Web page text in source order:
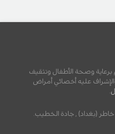
وصحة الأطفال وتثقيف
والإشراف عليه أخصائي أمراض
(بغداد) , جادة الخطيب.